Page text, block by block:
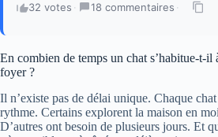
32 votes · 18 commentaires ·
En combien de temps un chat s’habitue-t-il
foyer ?
Il n’existe pas de délai unique. Chaque
rythme. Certains explorent la maison en
D’autres ont besoin de plusieurs jours. Et